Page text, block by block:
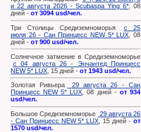
и 22 августа 2026 - Scubaspa Ying 6*, 08
дней - от 3094 usd/чел.
Три Столицы Средиземноморья
с 25
июля 26 - Сан Принцесс NEW 5* LUX , 08
дней - от 900 usd/чел.
Солнечное затмение в Средиземноморье
с 04 августа 26 - Энчантед Принцесс
NEW 5* LUX, 15 дней - от 1943 usd/чел.
Золотая Ривьера
29 августа 26 - Сан
Принцесс NEW 5* LUX , 08 дней - от 934
usd/чел.
Большое Средиземноморье 29 августа 26
- Сан Принцесс NEW 5* LUX , 15 дней - от
1570 usd/чел.